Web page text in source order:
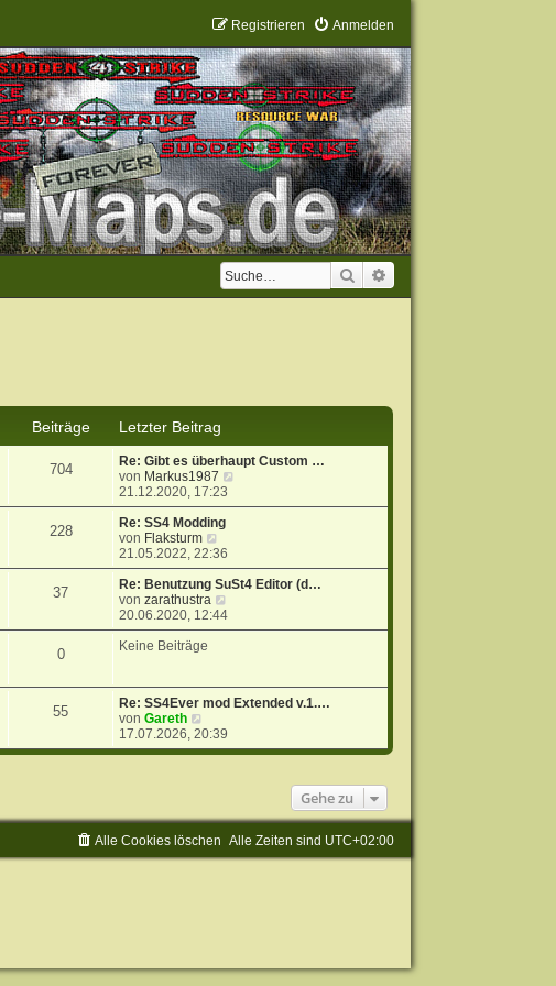
Anmelden
Registrieren
Suche
Beiträge
Letzter Beitrag
704
Re: Gibt es überhaupt Custom …
von Markus1987
u
e
r
i
g
21.12.2020, 17:23
228
Re: SS4 Modding
von Flaksturm
e
u
e
s
t
e
i
t
a
g
21.05.2022, 22:36
37
Re: Benutzung SuSt4 Editor (d…
vonzarathustra
u
e
r
i
20.06.2020, 12:44
0 Keine Beiträge
55
Re: SS4Ever mod Extended v.1.…
vonGareth
e
u
r
B
e
17.07.2026, 20:39
Gehe zu
Alle Zeiten sind UTC+02:00
Alle Cookies löschen